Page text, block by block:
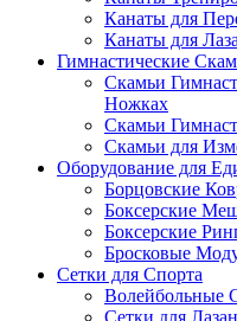
Канаты для
Канаты для
Гимнастические
Скамьи
Ножках
Скамьи
Скамьи для
Оборудование для
Борцовские
Боксерские
Боксерские
Бросковые
Сетки для Спорта
Волейбольные
Сетки для